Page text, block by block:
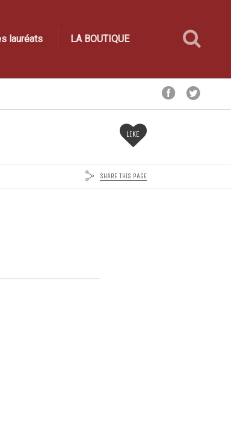
lauréats LA BOUTIQUE
LIKE
SHARE THIS PAGE